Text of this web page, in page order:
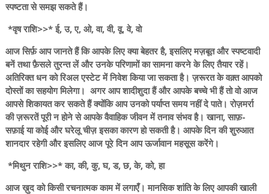
स्पष्टता से समझ सकते हैं।
*वृष राशि>>* ई, उ, ए, ओ, वा, वी, वू, वे, वो
आज सिर्फ़ आप जानते हैं कि आपके लिए क्या बेहतर है, इसलिए मज़बूत और स्पष्टवादी
बनें तथा फ़ैसले तुरन्त लें और उनके परिणामों का सामना करने के लिए तैयार रहें।
अतिरिक्त धन को रिअल एस्टेट में निवेश किया जा सकता है। ज़रूरत के वक़्त आपको
दोस्तों का सहयोग मिलेगा। अगर आप शादीशुदा हैं और आपके बच्चे भी हैं तो वो आज
आपसे शिकायत कर सकते हैं क्योंकि आप उनको पर्याप्त समय नहीं दे पाते। रोज़मर्रा
की ज़रूरतें पूरी न होने से आपके वैवाहिक जीवन में तनाव संभव है। खाना, साफ़-
सफ़ाई या कोई और घरेलू चीज़ इसका कारण हो सकती है। आपके दिन की शुरुआत
शानदार रहेगी और इसलिए आज पूरे दिन आप ऊर्जावान महसूस करेंगे।
*मिथुन राशि>>* का, की, कु, घ, ड, छ, के, को, हा
आज ख़ुद को किसी रचनात्मक काम में लगाएँ। मानसिक शांति के लिए आपकी खाली